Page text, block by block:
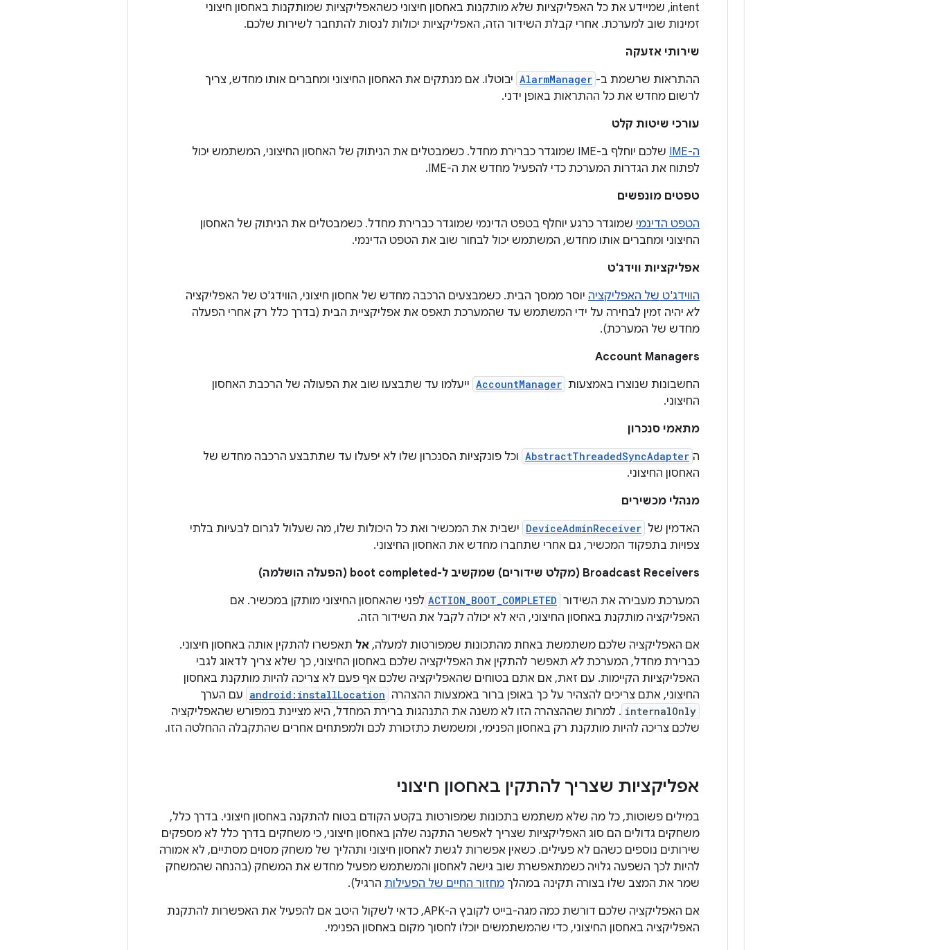
intent, שמיידע את כל האפליקציות ש
לא מותקנות באחסון חיצוני כשהאפליקציות שמותקנות באחסון חיצוני
זמינות שוב למערכת. אחרי קבלת השידור הזה, האפליקציות יכולות לנסות להתחבר לשירות שלכם.
שירותי אזעקה
ההתראות שרשמת ב- AlarmManager יבוטלו. אם מנתקים את האחסון החיצוני ומחברים אותו מחדש, צריך
לרשום מחדש את כל ההתראות באופן ידני.
עורכי שיטות קלט
ה-IME
שלכם יוחלף ב-IME שמוגדר כברירת מחדל. כשמבטלים את הניתוק של האחסון החיצוני, המשתמש יכול
לפתוח את הגדרות המערכת כדי להפעיל מחדש את ה-IME.
טפטים מונפשים
הטפט הדינמי שמוגדר כרגע יוחלף בטפט הדינמי שמוגדר כברירת מחדל. כשמבטלים את הניתוק של האחסון
החיצוני ומחברים אותו מחדש, המשתמש יכול לבחור שוב את הטפט הדינמי.
אפליקציות ווידג'ט
הווידג'ט של האפליקציה יוסר ממסך הבית. כשמבצעים הרכבה מחדש של אחסון חיצוני, הווידג'ט של האפליקציה
לא יהיה זמין לבחירה על ידי המשתמש עד שהמערכת תאפס את אפליקציית הבית (בדרך כלל רק אחרי הפעלה
מחדש של המערכת).
Account Managers
החשבונות שנוצרו באמצעות AccountManager ייעלמו עד שתבצעו שוב את הפעולה של הרכבת האחסון
החיצוני.
מתאמי סנכרון
ה AbstractThreadedSyncAdapter וכל פונקציות הסנכרון שלו לא יפעלו עד שתתבצע הרכבה מחדש של
האחסון החיצוני.
מנהלי מכשירים
האדמין של DeviceAdminReceiver ישבית את המכשיר ואת כל היכולות שלו, מה שעלול לגרום לבעיות בלתי
צפויות בתפקוד המכשיר, גם אחרי שתחברו מחדש את האחסון החיצוני.
Broadcast Receivers (מקלט שידורים) שמקשיב ל-boot completed (הפעלה הושלמה)
המערכת מעבירה את השידור ACTION_BOOT_COMPLETED לפני שהאחסון החיצוני מותקן במכשיר. אם
האפליקציה מותקנת באחסון החיצוני, היא לא יכולה לקבל את השידור הזה.
אם האפליקציה שלכם משתמשת באחת מהתכונות שמפורטות למעלה, אל תאפשרו להתקין אותה באחסון חיצוני.
כברירת מחדל, המערכת לא תאפשר להתקין את האפליקציה שלכם באחסון החיצוני, כך שלא צריך לדאוג לגבי
האפליקציות הקיימות. עם זאת, אם אתם בטוחים שהאפליקציה שלכם אף פעם לא צריכה להיות מותקנת באחסון
החיצוני, אתם צריכים להצהיר על כך באופן ברור באמצעות ההצהרה android:installLocation עם הערך
internalOnly . למרות שההצהרה הזו לא משנה את התנהגות ברירת המחדל, היא מציינת במפורש שהאפליקציה
שלכם צריכה להיות מותקנת רק באחסון הפנימי, ומשמשת כתזכורת לכם ולמפתחים אחרים שהתקבלה ההחלטה הזו.
אפליקציות שצריך להתקין באחסון חיצוני
במילים פשוטות, כל מה שלא משתמש בתכונות שמפורטות בקטע הקודם בטוח להתקנה באחסון חיצוני. בדרך כלל,
משחקים גדולים הם סוג האפליקציות שצריך לאפשר התקנה שלהן באחסון חיצוני, כי משחקים בדרך כלל לא מספקים
שירותים נוספים כשהם לא פעילים. כשאין אפשרות לגשת לאחסון חיצוני ותהליך של משחק מסוים מסתיים, לא אמורה
להיות לכך השפעה גלויה כשמתאפשרת שוב גישה לאחסון והמשתמש מפעיל מחדש את המשחק (בהנחה שהמשחק
שמר את המצב שלו בצורה תקינה במהלך מחזור החיים של הפעילות הרגיל).
אם האפליקציה שלכם דורשת כמה מגה-בייט לקובץ ה-APK, כדאי לשקול היטב אם להפעיל את האפשרות להתקנת
האפליקציה באחסון החיצוני, כדי שהמשתמשים יוכלו לחסוך מקום באחסון הפנימי.